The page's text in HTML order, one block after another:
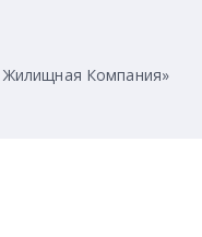
Жилищная Компания»